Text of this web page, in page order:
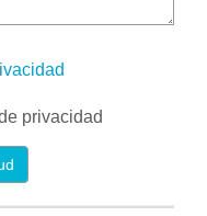
privacidad